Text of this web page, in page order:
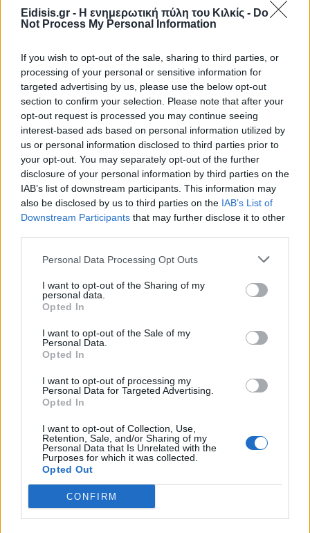
Eidisis.gr - Η ενημερωτική πύλη του Κιλκίς - Do
Not Process My Personal Information
If you wish to opt-out of the sale, sharing to third parties, or
processing of your personal or sensitive information for
targeted advertising by us, please use the below opt-out
section to confirm your selection. Please note that after your
opt-out request is processed you may continue seeing
interest-based ads based on personal information utilized by
us or personal information disclosed to third parties prior to
your opt-out. You may separately opt-out of the further
disclosure of your personal information by third parties on the
IAB’s list of downstream participants. This information may
also be disclosed by us to third parties on the IAB’s List of
Downstream Participants that may further disclose it to other
Personal Data Processing Opt Outs
I want to opt-out of the Sharing of my
personal data.
Opted In
I want to opt-out of the Sale of my
Personal Data.
Opted In
I want to opt-out of processing my
Personal Data for Targeted Advertising.
Opted In
I want to opt-out of Collection, Use,
Retention, Sale, and/or Sharing of my
Personal Data that Is Unrelated with the
Purposes for which it was collected.
Opted Out
CONFIRM
Ειδήσεις 5-8-2026
ΑΠΟΨΕΙΣ
Εδώ Παππάς, εκεί Παππάς, που είναι